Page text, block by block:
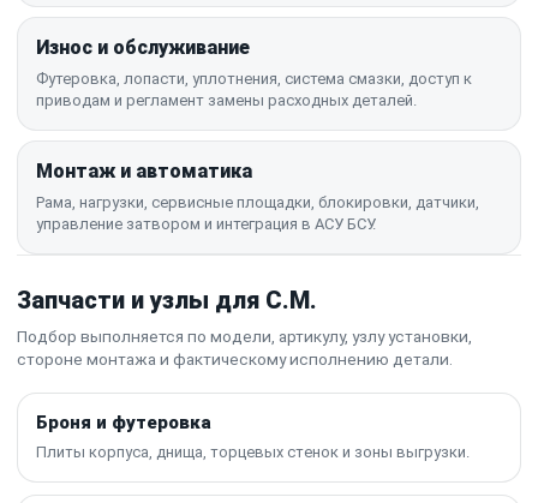
Износ и обслуживание
Футеровка, лопасти, уплотнения, система смазки, доступ к
приводам и регламент замены расходных деталей.
Монтаж и автоматика
Рама, нагрузки, сервисные площадки, блокировки, датчики,
управление затвором и интеграция в АСУ БСУ.
Запчасти и узлы для C.M.
Подбор выполняется по модели, артикулу, узлу установки,
стороне монтажа и фактическому исполнению детали.
Броня и футеровка
Плиты корпуса, днища, торцевых стенок и зоны выгрузки.